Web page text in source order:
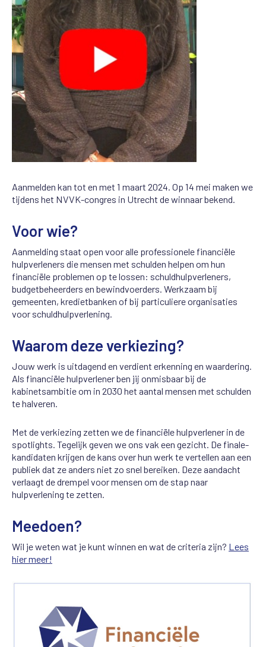
Aanmelden kan tot en met 1 maart 2024. Op 14 mei maken we
tijdens het NVVK-congres in Utrecht de winnaar bekend.
Voor wie?
Aanmelding staat open voor alle professionele financiële
hulpverleners die mensen met schulden helpen om hun
financiële problemen op te lossen: schuldhulpverleners,
budgetbeheerders en bewindvoerders. Werkzaam bij
gemeenten, kredietbanken of bij particuliere organisaties
voor schuldhulpverlening.
Waarom deze verkiezing?
Jouw werk is uitdagend en verdient erkenning en waardering.
Als financiële hulpverlener ben jij onmisbaar bij de
kabinetsambitie om in 2030 het aantal mensen met schulden
te halveren.
Met de verkiezing zetten we de financiële hulpverlener in de
spotlights. Tegelijk geven we ons vak een gezicht. De finale-
kandidaten krijgen de kans over hun werk te vertellen aan een
publiek dat ze anders niet zo snel bereiken. Deze aandacht
verlaagt de drempel voor mensen om de stap naar
hulpverlening te zetten.
Meedoen?
Wil je weten wat je kunt winnen en wat de criteria zijn? Lees
hier meer!